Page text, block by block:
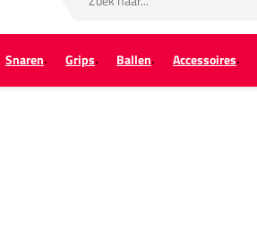
Snaren Grips Ballen Accessoires